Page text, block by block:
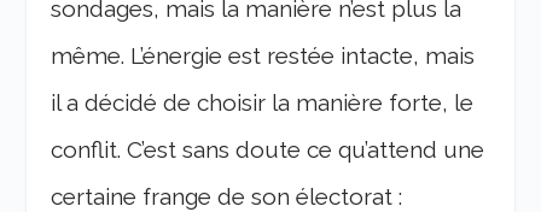
sondages, mais la manière n’est plus la
même. L’énergie est restée intacte, mais
il a décidé de choisir la manière forte, le
conflit. C’est sans doute ce qu’attend une
certaine frange de son électorat :